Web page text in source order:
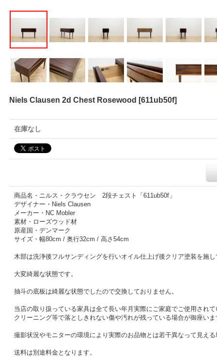
Niels Clausen 2d Chest Rosewood [611ub50f]
在庫なし
商品名・ニルス・クラウセン 2段チェスト「611ub50f」
デザイナー・Niels Clausen
メーカー・NC Mobler
素材・ローズウッド材
原産国・デンマーク
サイズ・幅80cm / 奥行32cm / 高さ54cm
木部は洗浄後フルサンディングを行いオイル仕上げ後クリア塗装を施
大変綺麗な状態です。
抽斗の底板は綺麗な状態でしたので交換しておりません。
当店の取り扱っている家具は全て長い年月実際にご家庭でご使用され
クリーニング等で落としきれない傷や汚れが残っている場合が御座い
撮影状況やモニターの環境により実際のお品物とは若干異なって見え
送料は別途料金となります。